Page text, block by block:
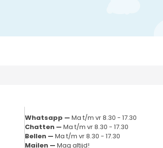
Whatsapp —Ma t/m vr 8.30 - 17.30
Chatten —Ma t/m vr 8.30 - 17.30
Bellen —Ma t/m vr 8.30 - 17.30
Mailen —Mag altijd!